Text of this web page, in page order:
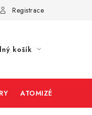
Registrace
košík
ATOMIZÉRY A